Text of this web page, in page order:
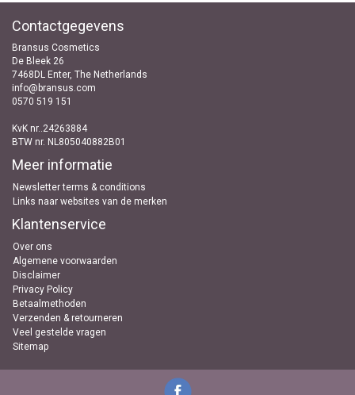
Contactgegevens
Bransus Cosmetics
De Bleek 26
7468DL Enter, The Netherlands
info@bransus.com
0570 519 151
KvK nr..24263884
BTW nr. NL805040882B01
Meer informatie
Newsletter terms & conditions
Links naar websites van de merken
Klantenservice
Over ons
Algemene voorwaarden
Disclaimer
Privacy Policy
Betaalmethoden
Verzenden & retourneren
Veel gestelde vragen
Sitemap